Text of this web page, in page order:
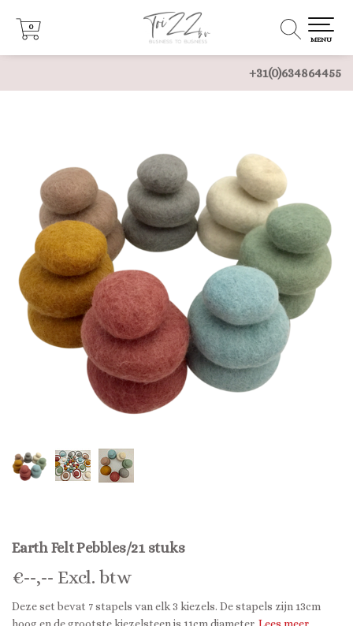
+31(0)634864455
0
0
MENU
Earth Felt Pebbles/21 stuks
€--,-- Excl. btw
Deze set bevat 7 stapels van elk 3 kiezels. De stapels zijn 13cm